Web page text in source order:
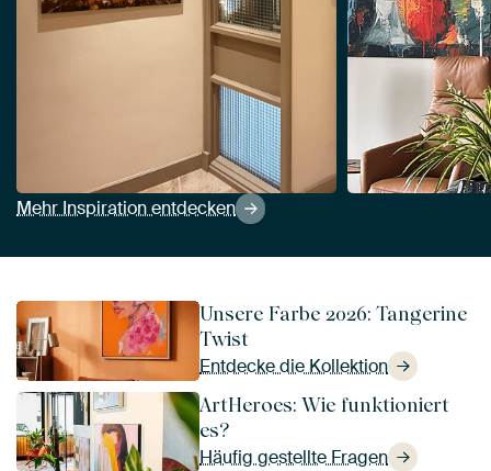
Mehr Inspiration entdecken
Unsere Farbe 2026: Tangerine
Twist
Entdecke die Kollektion
ArtHeroes: Wie funktioniert
es?
Häufig gestellte Fragen